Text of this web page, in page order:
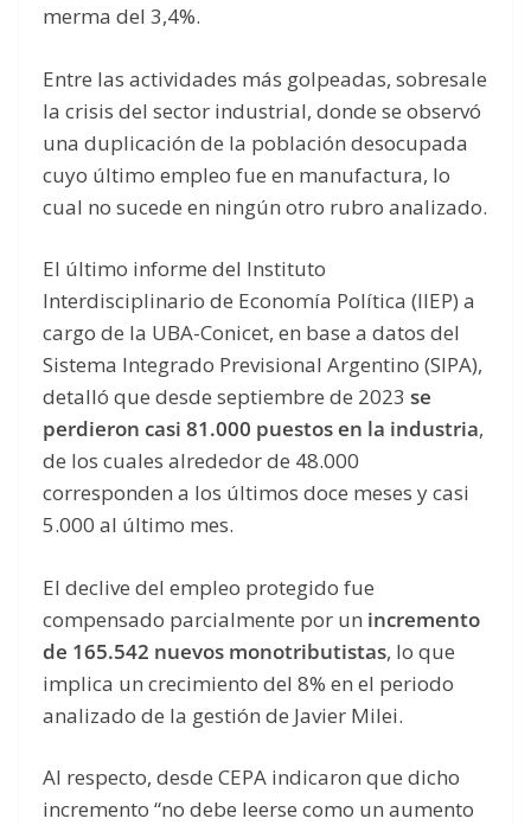
merma del 3,4%.
Entre las actividades más golpeadas, sobresale
la crisis del sector industrial, donde se observó
una duplicación de la población desocupada
cuyo último empleo fue en manufactura, lo
cual no sucede en ningún otro rubro analizado.
El último informe del Instituto
Interdisciplinario de Economía Política (IIEP) a
cargo de la UBA-Conicet, en base a datos del
Sistema Integrado Previsional Argentino (SIPA),
detalló que desde septiembre de 2023 se
perdieron casi 81.000 puestos en la industria,
de los cuales alrededor de 48.000
corresponden a los últimos doce meses y casi
5.000 al último mes.
El declive del empleo protegido fue
compensado parcialmente por un incremento
de 165.542 nuevos monotributistas, lo que
implica un crecimiento del 8% en el periodo
analizado de la gestión de Javier Milei.
Al respecto, desde CEPA indicaron que dicho
incremento “no debe leerse como un aumento